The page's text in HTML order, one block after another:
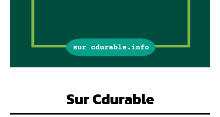
Sur Cdurable